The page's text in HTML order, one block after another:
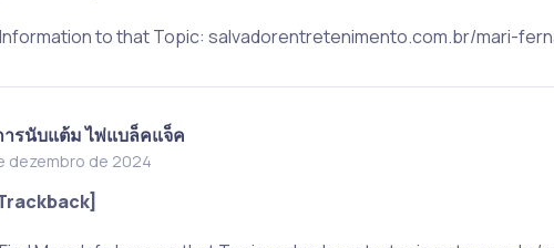
to that Topic: salvadorentretenimento.com.br/mari-
ารนับแต้ม ไพ่แบล็คแจ็ค
dezembro de 2024